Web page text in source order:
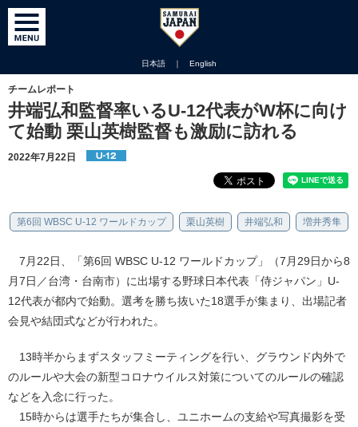
日本語 ｜ English
チームレポート
井端弘和監督率いるU-12代表がW杯に向け
て始動 栗山英樹監督も激励に訪れる
2022年7月22日
第6回 WBSC U-12 ワールドカップ 栗山英樹 井端弘和 増井秀隼
7月22日、「第6回 WBSC U-12 ワールドカップ」（7月29日から8
月7日／台湾・台南市）に出場する野球日本代表「侍ジャパン」U-
12代表が都内で始動。選考を勝ち抜いた18選手が集まり、出場記者
会見や結団式などが行われた。
13時半からまずスタッフミーティングを行い、グラウンド内外で
のルールや大会の新型コロナウイルス対策についてのルールの確認
などを入念に行った。
15時からは選手たちが集合し、ユニホームの支給や写真撮影を受